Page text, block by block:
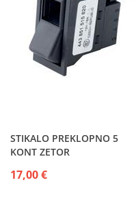
STIKALO PREKLOPNO 5
KONT ZETOR
17,00 €